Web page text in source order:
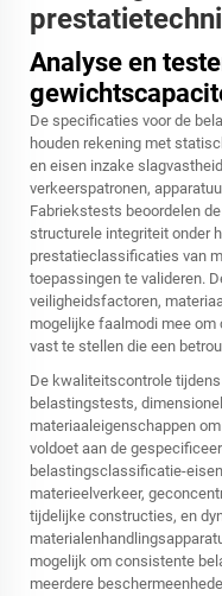
Analyse en
De specificaties voor de
houden rekening met
en eisen inzake
verkeerspatronen,
Fabriekstests beoordelen
structurele integriteit onder
prestatieclassificaties van
toepassingen te valideren.
veiligheidsfactoren,
mogelijke faalmodi mee
vast te stellen die een
De kwaliteitscontrole
belastingstests,
materiaaleigenschappen
voldoet aan de
belastingsclassificatie-
materieelverkeer,
tijdelijke constructies, en
mogelijk om consistente
meerdere